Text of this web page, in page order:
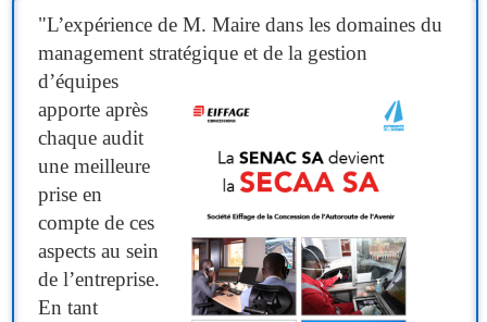
"L’expérience de M. Maire dans les domaines du
management stratégique et de la gestion
d’équipes
apporte après
chaque audit
une meilleure
prise en
compte de ces
aspects au sein
de l’entreprise.
En tant